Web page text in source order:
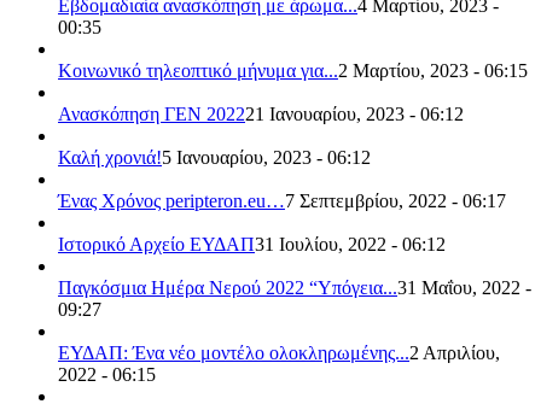
Εβδομαδιαία ανασκόπηση με άρωμα...4 Μαρτίου, 2023 -
00:35
Κοινωνικό τηλεοπτικό μήνυμα για...2 Μαρτίου, 2023 - 06:15
Ανασκόπηση ΓΕΝ 202221 Ιανουαρίου, 2023 - 06:12
Καλή χρονιά!5 Ιανουαρίου, 2023 - 06:12
Ένας Χρόνος peripteron.eu…7 Σεπτεμβρίου, 2022 - 06:17
Ιστορικό Αρχείο ΕΥΔΑΠ31 Ιουλίου, 2022 - 06:12
Παγκόσμια Ημέρα Νερού 2022 “Υπόγεια...31 Μαΐου, 2022 -
09:27
ΕΥΔΑΠ: Ένα νέο μοντέλο ολοκληρωμένης...2 Απριλίου,
2022 - 06:15